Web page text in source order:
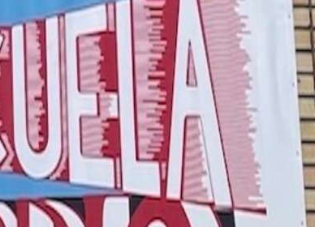
“Visibles Sí”